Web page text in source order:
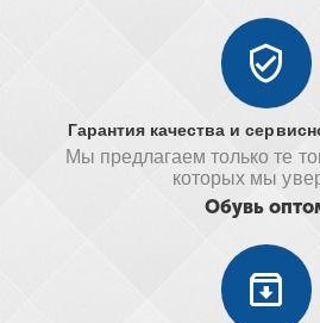
Гарантия качества и
Мы предлагаем только те
которых мы
Обувь